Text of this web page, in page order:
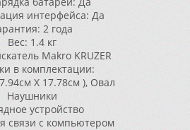
интерфейса: Да
2 года
Вес: 1.4 кг
Makro KRUZER
в комплектации:
Χ 17.78см ), Овал
Наушники
устройство
связи с компьютером